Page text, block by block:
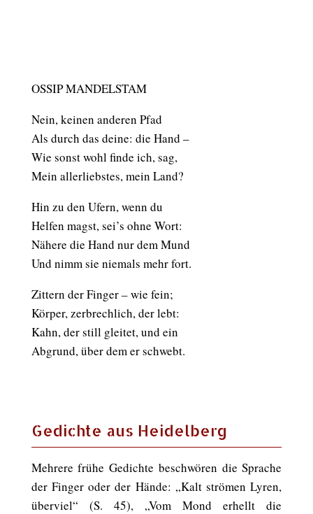
OSSIP MANDELSTAM
Nein, keinen anderen Pfad
Als durch das deine: die Hand –
Wie sonst wohl finde ich, sag,
Mein allerliebstes, mein Land?
Hin zu den Ufern, wenn du
Helfen magst, sei’s ohne Wort:
Nähere die Hand nur dem Mund
Und nimm sie niemals mehr fort.
Zittern der Finger – wie fein;
Körper, zerbrechlich, der lebt:
Kahn, der still gleitet, und ein
Abgrund, über dem er schwebt.
Gedichte aus Heidelberg
Mehrere frühe Gedichte beschwören die Sprache
der Finger oder der Hände: „Kalt strömen Lyren,
überviel“ (S. 45), „Vom Mond erhellt die